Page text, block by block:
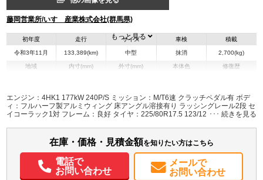
藤岡営業所/いすゞ産業株式会社(群馬県)
初年度
令和3年11月
走行
133,389(km)
サイズ
中型
車検
抹消
積載
2,700(kg)
地域 内寸(mm)
H:2,400
外寸(mm) 本体色 修復歴
装備情報
電動格納ミラー
エアサスシート ETC バックモニター PMマフラー
もっと見る
エンジン：4HK1 177kW 240P/S ミッション：M/T6速 クラッチペダル有 ボデ
ィ：フルハーフ製アルミウィング 床アングル溶接有り ラッシングレール2段 セ
イコーラック1対 フレーム：良好 タイヤ：225/80R17.5 123/122L オールシー
在庫・価格・見積金額を知りたい方はこちら
電話で
お問い合わせ
メールで
お問い合わせ